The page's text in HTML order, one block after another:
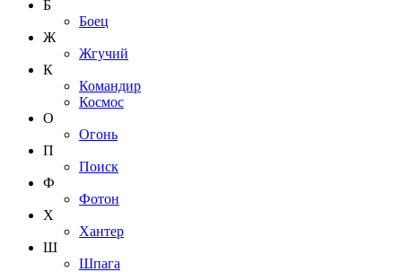
Б
Боец
Ж
Жгучий
К
Командир
Космос
О
Огонь
П
Поиск
Ф
Фотон
Х
Хантер
Ш
Шпага